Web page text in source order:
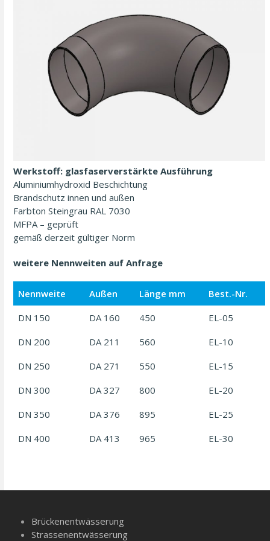
Werkstoff: glasfaserverstärkte Ausführung
Aluminiumhydroxid Beschichtung
Brandschutz innen und außen
Farbton Steingrau RAL 7030
MFPA – geprüft
gemäß derzeit gültiger Norm
weitere Nennweiten auf Anfrage
Nennweite Außen Länge mm
Best.-Nr.
DN 150
DA 160 450
EL-05
DN 200
DA 211 560
EL-10
DN 250
DA 271 550
EL-15
DN 300
DA 327 800
EL-20
DN 350
DA 376 895
EL-25
DN 400
DA 413 965 EL-30
Brückenentwässerung
Strassenentwässerung